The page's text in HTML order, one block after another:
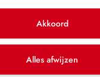
Akkoord
Alles afwijzen